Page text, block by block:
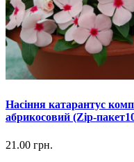
Насіння катарантус
абрикосовий (Zip-
21.00 грн.